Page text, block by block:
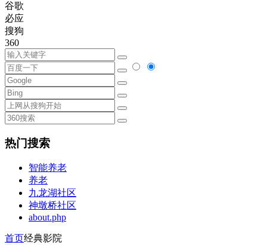
谷歌
必应
搜狗
360
热门搜索
智能养老
养老
九龙湖社区
神墩桥社区
about.php
首页经典影院